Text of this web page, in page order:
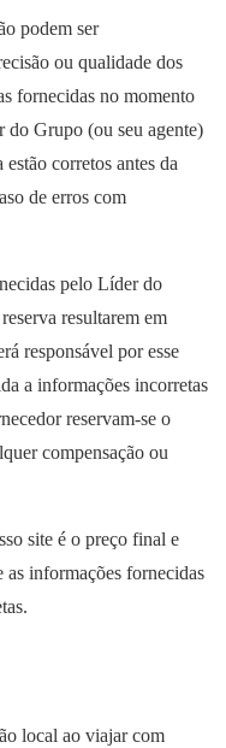
podem ser
ou qualidade dos
fornecidas no momento
do Grupo (ou seu agente)
corretos antes da
de erros com
pelo Líder do
resultarem em
responsável por esse
a informações incorretas
reservam-se o
compensação ou
site é o preço final e
as informações fornecidas
local ao viajar com